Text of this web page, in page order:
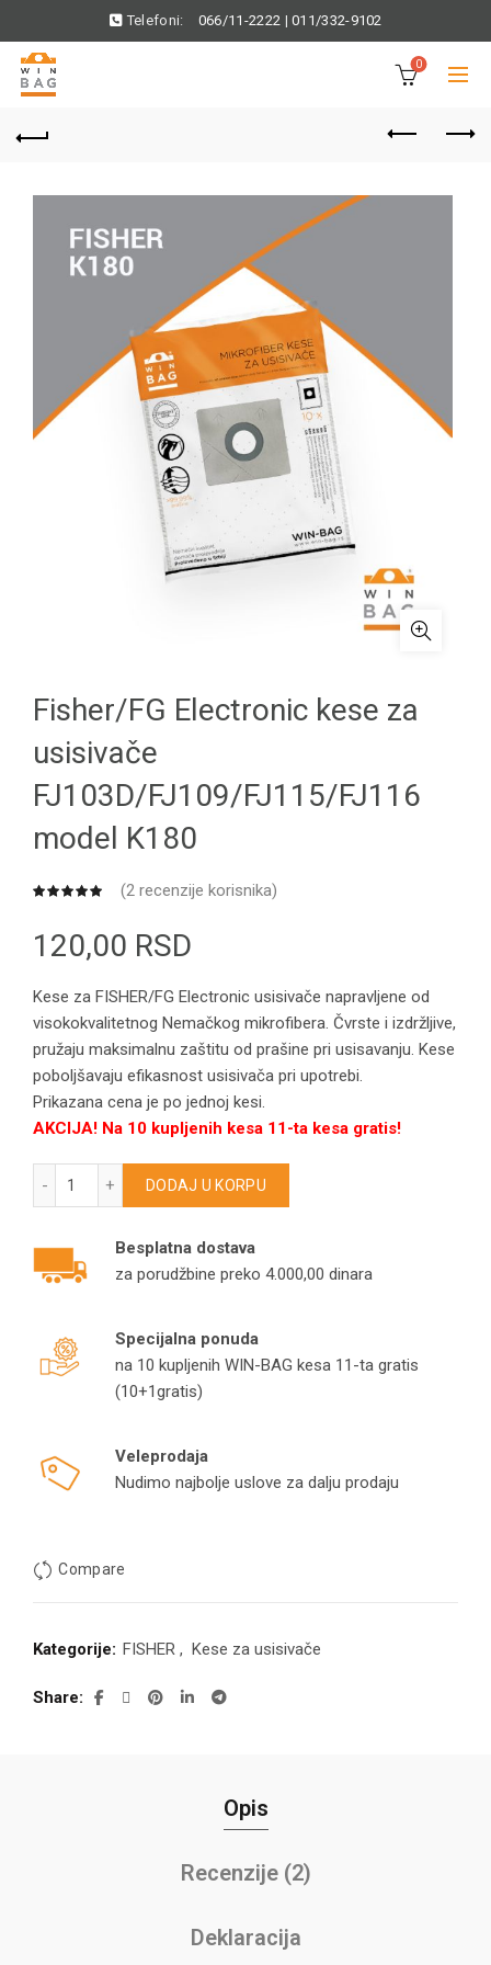
Telefoni: 066/11-2222 |011/332-9102
0
Fisher/FG Electronic kese za
usisivače
FJ103D/FJ109/FJ115/FJ116
model K180
(2 recenzije korisnika)
120,00 RSD
Kese za FISHER/FG Electronic usisivače napravljene od
visokokvalitetnog Nemačkog mikrofibera. Čvrste i izdržljive,
pružaju maksimalnu zaštitu od prašine pri usisavanju. Kese
poboljšavaju efikasnost usisivača pri upotrebi.
Prikazana cena je po jednoj kesi.
AKCIJA! Na 10 kupljenih kesa 11-ta kesa gratis!
Fisher/FG Electronic kese za usisivače FJ103D/FJ109/
DODAJ U KORPU
Besplatna dostava
za porudžbine preko 4.000,00 dinara
Specijalna ponuda
na 10 kupljenih WIN-BAG kesa 11-ta gratis
(10+1gratis)
Veleprodaja
Nudimo najbolje uslove za dalju prodaju
Compare
Kategorije: FISHER , Kese za usisivače
Share
Opis
Recenzije (2)
Deklaracija